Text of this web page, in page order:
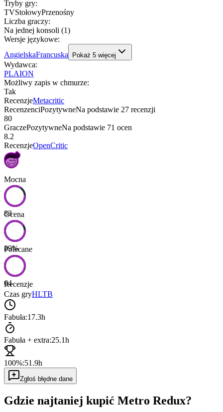
Tryby gry:
TVStołowyPrzenośny
Liczba graczy:
Na jednej konsoli (1)
Wersje językowe:
AngielskaFrancuska Pokaż 5 więcej
Wydawca:
PLAION
Możliwy zapis w chmurze:
Tak
RecenzjeMetacritic
RecenzenciPozytywneNa podstawie 27 recenzji
80
GraczePozytywneNa podstawie 71 ocen
8.2
RecenzjeOpenCritic
Mocna
83
Ocena
89%
Polecane
64
Recenzje
Czas gryHLTB
Fabuła:17.3h
Fabuła + extra:25.1h
100%:51.9h
Zgłoś błędne dane
Gdzie najtaniej kupić Metro Redux?